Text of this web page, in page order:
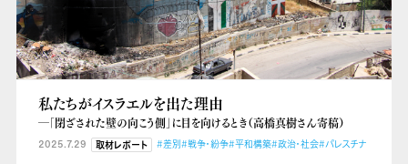
私たちがイスラエルを出た理由
―「閉ざされた壁の向こう側」に目を向けるとき（高橋真樹さん寄稿）
2025.7.29 取材レポート #差別#戦争・紛争#平和構築#政治・社会#パレスチナ